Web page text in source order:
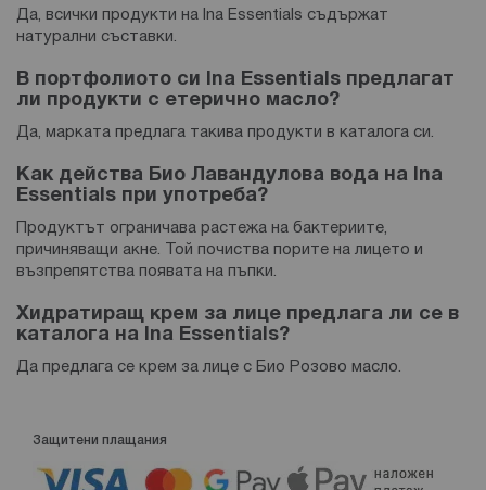
Да, всички продукти на Ina Essentials съдържат
натурални съставки.
В портфолиото си Ina Essentials предлагат
ли продукти с етерично масло?
Да, марката предлага такива продукти в каталога си.
Как действа Био Лавандулова вода на Ina
Essentials при употреба?
Продуктът ограничава растежа на бактериите,
причиняващи акне. Той почиства порите на лицето и
възпрепятства появата на пъпки.
Хидратиращ крем за лице предлага ли се в
каталога на Ina Essentials?
Да предлага се крем за лице с Био Розово масло.
Защитени плащания